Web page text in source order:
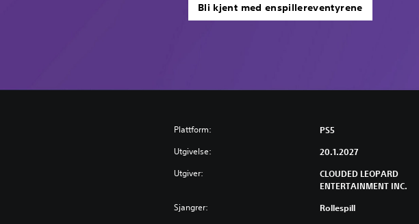
Bli kjent med enspillereventyrene
Plattform: PS5
Utgivelse: 20.1.2027
Utgiver:
CLOUDED LEOPARD
ENTERTAINMENT INC.
Sjangrer: Rollespill